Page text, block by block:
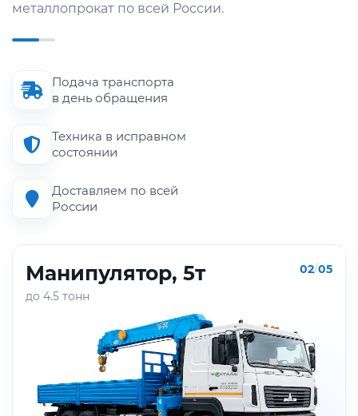
металлопрокат по всей России.
Подача транспорта
в день обращения
Техника в исправном
состоянии
Доставляем по всей
России
Манипулятор, 5т
до 4.5 тонн
02/05